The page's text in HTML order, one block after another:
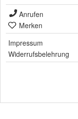
Anrufen
Merken
Impressum
Widerrufsbelehrung